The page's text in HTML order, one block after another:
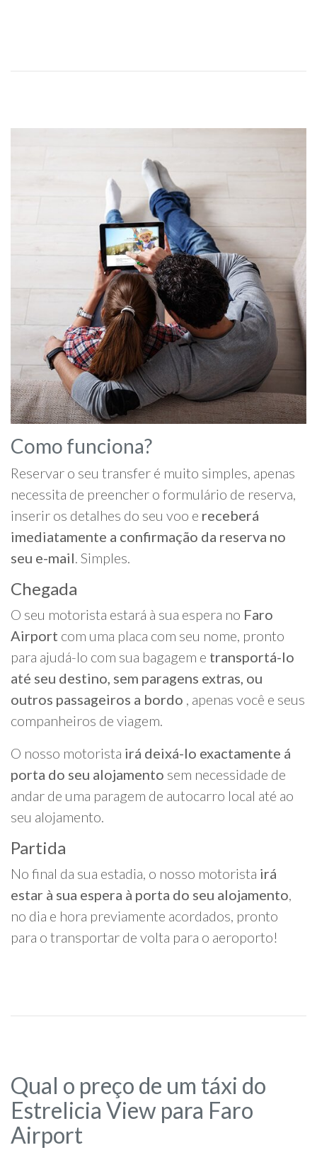
Como funciona?
Reservar o seu transfer é muito simples, apenas
necessita de preencher o formulário de reserva,
inserir os detalhes do seu voo e receberá
imediatamente a confirmação da reserva no
seu e-mail. Simples.
Chegada
O seu motorista estará à sua espera no Faro
Airport com uma placa com seu nome, pronto
para ajudá-lo com sua bagagem e transportá-lo
até seu destino, sem paragens extras, ou
outros passageiros a bordo , apenas você e seus
companheiros de viagem.
O nosso motorista irá deixá-lo exactamente á
porta do seu alojamento sem necessidade de
andar de uma paragem de autocarro local até ao
seu alojamento.
Partida
No final da sua estadia, o nosso motorista irá
estar à sua espera à porta do seu alojamento,
no dia e hora previamente acordados, pronto
para o transportar de volta para o aeroporto!
Qual o preço de um táxi do
Estrelicia View para Faro
Airport